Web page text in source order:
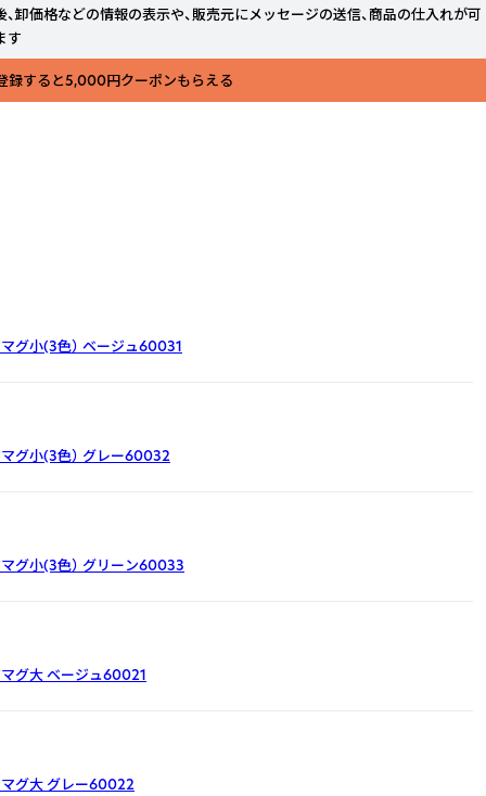
、卸価格などの情報の表示や、販売元にメッセージの送信、商品の仕入れが可
す
登録すると5,000円クーポンもらえる
グ小(3色） ベージュ60031
グ小(3色） グレー60032
グ小(3色） グリーン60033
グ大ベージュ60021
グ大 グレー60022